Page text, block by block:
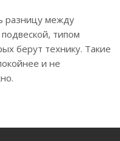
разницу между
типом
берут технику. Такие
и не